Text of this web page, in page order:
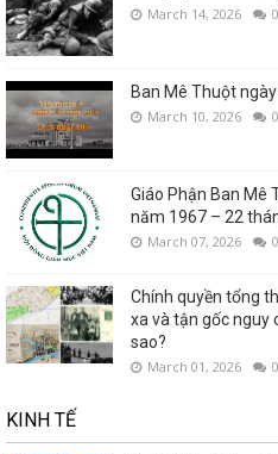
March 14, 2026 0
Ban Mê Thuột
March 10, 2026 0
Giáo Phận Ban Mê
năm 1967 – 22
March 07, 2026 0
Chính quyền tổng
xa và tận gốc nguy
sao?
March 01, 2026 0
KINH TẾ